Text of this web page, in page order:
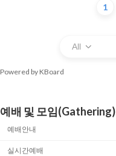
1
All
Powered by KBoard
예배 및 모임(Gathering)
예배안내
실시간예배